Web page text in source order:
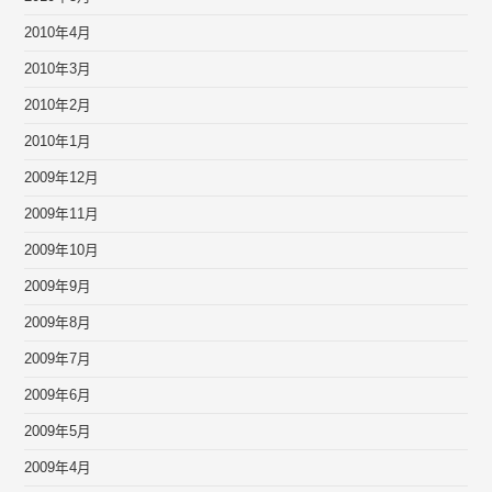
2010年4月
2010年3月
2010年2月
2010年1月
2009年12月
2009年11月
2009年10月
2009年9月
2009年8月
2009年7月
2009年6月
2009年5月
2009年4月